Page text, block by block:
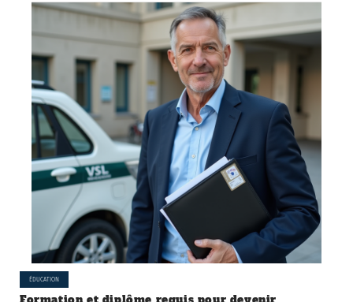
ÉDUCATION